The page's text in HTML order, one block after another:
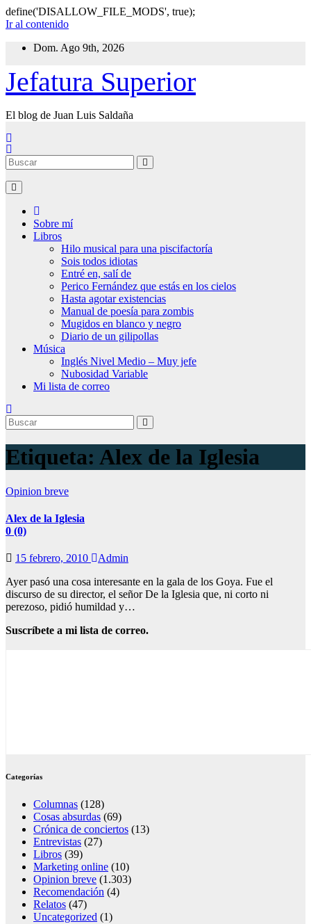
define('DISALLOW_FILE_MODS', true);
Ir al contenido
Dom. Ago 9th, 2026
Jefatura Superior
El blog de Juan Luis Saldaña
Sobre mí
Libros
Hilo musical para una piscifactoría
Sois todos idiotas
Entré en, salí de
Perico Fernández que estás en los cielos
Hasta agotar existencias
Manual de poesía para zombis
Mugidos en blanco y negro
Diario de un gilipollas
Música
Inglés Nivel Medio – Muy jefe
Nubosidad Variable
Mi lista de correo
Etiqueta: Alex de la Iglesia
Opinion breve
Alex de la Iglesia
0 (0)
15 febrero, 2010
Admin
Ayer pasó una cosa interesante en la gala de los Goya. Fue el
discurso de su director, el señor De la Iglesia que, ni corto ni
perezoso, pidió humildad y…
Suscríbete a mi lista de correo.
Categorías
Columnas (128)
Cosas absurdas (69)
Crónica de conciertos (13)
Entrevistas (27)
Libros (39)
Marketing online (10)
Opinion breve (1.303)
Recomendación (4)
Relatos (47)
Uncategorized (1)